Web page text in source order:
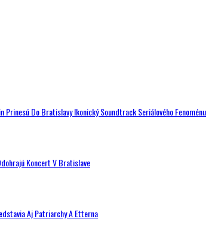
Prinesú Do Bratislavy Ikonický Soundtrack Seriálového Fenoménu
Koncert V Bratislave
Aj Patriarchy A Etterna